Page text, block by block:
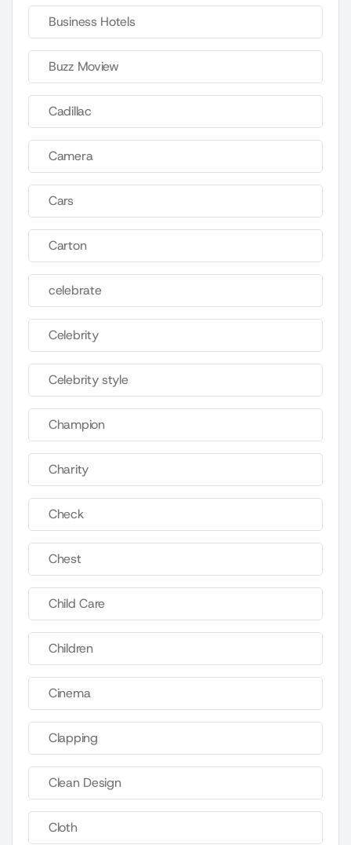
Business Hotels
Buzz Moview
Cadillac
Camera
Cars
Carton
celebrate
Celebrity
Celebrity style
Champion
Charity
Check
Chest
Child Care
Children
Cinema
Clapping
Clean Design
Cloth